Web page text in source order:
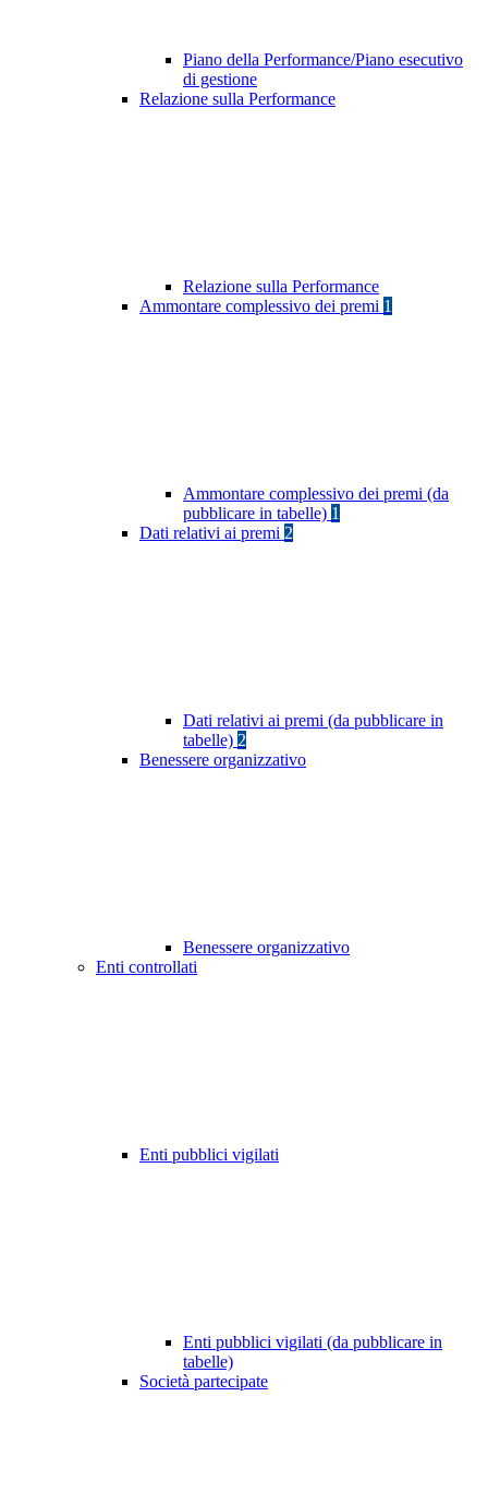
Piano della Performance/Piano esecutivo
di gestione
Relazione sulla Performance
Relazione sulla Performance
Ammontare complessivo dei premi 1
Ammontare complessivo dei premi (da
pubblicare in tabelle) 1
Dati relativi ai premi 2
Dati relativi ai premi (da pubblicare in
tabelle) 2
Benessere organizzativo
Benessere organizzativo
Enti controllati
Enti pubblici vigilati
Enti pubblici vigilati (da pubblicare in
tabelle)
Società partecipate